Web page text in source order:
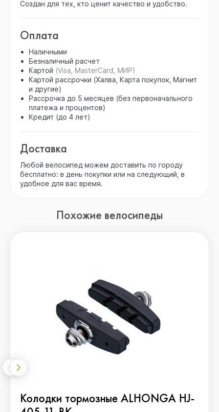
Создан для тех, кто ценит качество и удобство.
Оплата
Наличными
Безналичный расчет
Картой (Visa, MasterCard, МИР)
Картой рассрочки (Халва, Карта покупок, Магнит
и другие)
Рассрочка до 5 месяцев (без первоначального
платежа и процентов)
Кредит (до 4 лет)
Доставка
Любой велосипед можем доставить по городу
бесплатно: в день покупки или на следующий, в
удобное для вас время.
Похожие велосипеды
Колодки тормозные ALHONGA HJ-